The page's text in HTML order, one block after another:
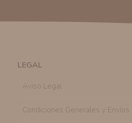
artículos que ha adquirido. Puede
Con carácter general, sólo el
Tiene derecho a saber qué información
LEGAL
Aviso Legal
Condiciones Generales y Envíos